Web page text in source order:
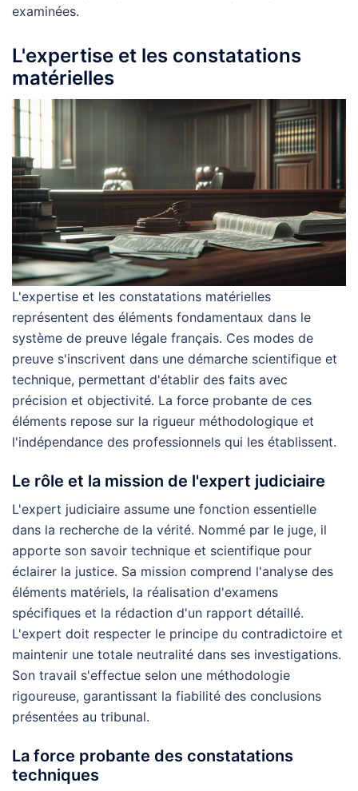
examinées.
L'expertise et les constatations
matérielles
L'expertise et les constatations matérielles
représentent des éléments fondamentaux dans le
système de preuve légale français. Ces modes de
preuve s'inscrivent dans une démarche scientifique et
technique, permettant d'établir des faits avec
précision et objectivité. La force probante de ces
éléments repose sur la rigueur méthodologique et
l'indépendance des professionnels qui les établissent.
Le rôle et la mission de l'expert judiciaire
L'expert judiciaire assume une fonction essentielle
dans la recherche de la vérité. Nommé par le juge, il
apporte son savoir technique et scientifique pour
éclairer la justice. Sa mission comprend l'analyse des
éléments matériels, la réalisation d'examens
spécifiques et la rédaction d'un rapport détaillé.
L'expert doit respecter le principe du contradictoire et
maintenir une totale neutralité dans ses investigations.
Son travail s'effectue selon une méthodologie
rigoureuse, garantissant la fiabilité des conclusions
présentées au tribunal.
La force probante des constatations
techniques